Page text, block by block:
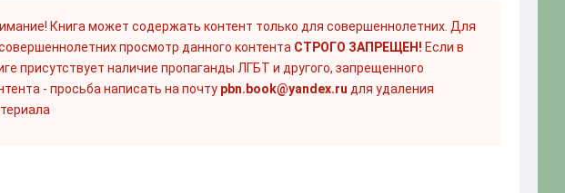
Книга может содержать контент только для совершеннолетних. Для
просмотр данного контента СТРОГО ЗАПРЕЩЕН! Если в
присутствует наличие пропаганды ЛГБТ и другого, запрещенного
- просьба написать на почту pbn.book@yandex.ru для удаления